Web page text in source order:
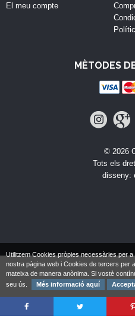
El meu compte
MÈTODES
© 2026
Tots els
disseny:
Utilitzem Cookies pròpies necessàries per
nostra pàgina web i Cookies de tercers per
mateixa de manera anònima. Si vostè
seu ús.
Més informació aquí